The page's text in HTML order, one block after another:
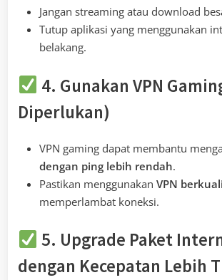
Jangan streaming atau download
Tutup aplikasi yang menggunakan
belakang.
4. Gunakan VPN
Diperlukan)
VPN gaming dapat membantu
dengan ping lebih rendah.
Pastikan menggunakan VPN
memperlambat koneksi.
5. Upgrade Paket
dengan Kecepatan Lebih